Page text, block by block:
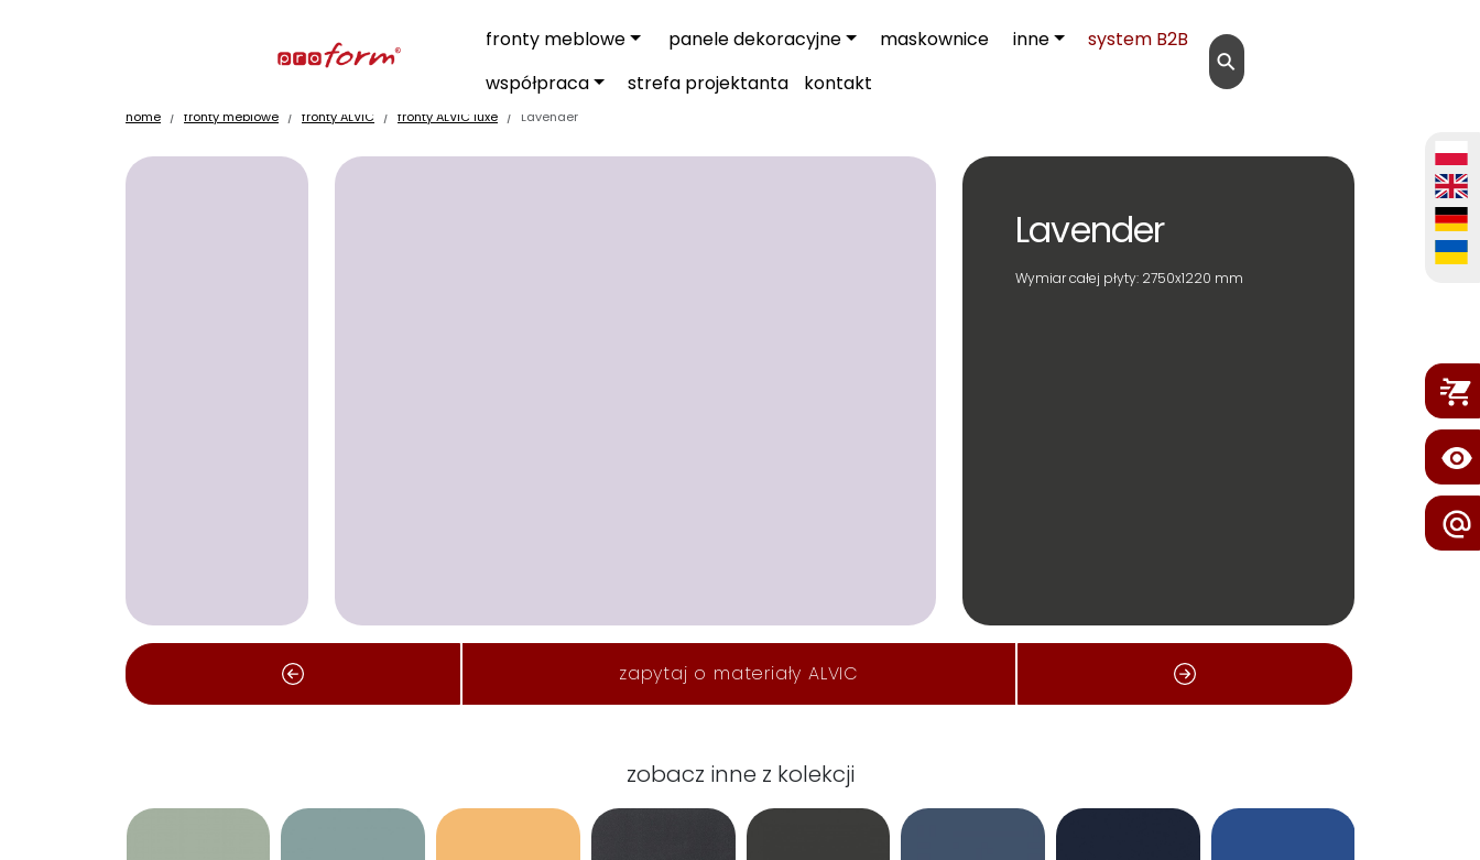
fronty meblowe panele dekoracyjne maskownice inne
system B2B
współpraca
strefa projektanta kontakt
⚲
home fronty meblowe fronty ALVIC fronty ALVIC luxe Lavender
Lavender
Wymiar całej płyty: 2750x1220 mm
zapytaj o materiały ALVIC
zobacz inne z kolekcji